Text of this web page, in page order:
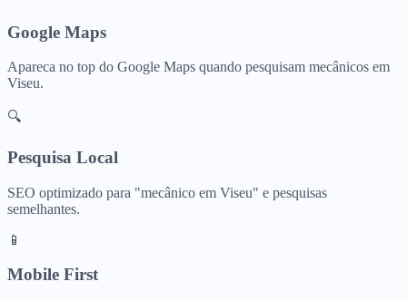
Google Maps
Apareca no top do Google Maps quando pesquisam mecânicos em
Viseu.
🔍
Pesquisa Local
SEO optimizado para "mecânico em Viseu" e pesquisas
semelhantes.
📱
Mobile First